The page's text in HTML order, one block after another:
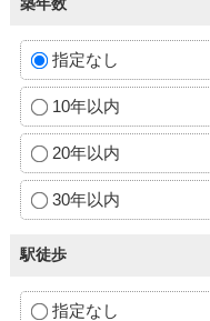
指定なし
10年以内
20年以内
30年以内
駅徒歩
指定なし